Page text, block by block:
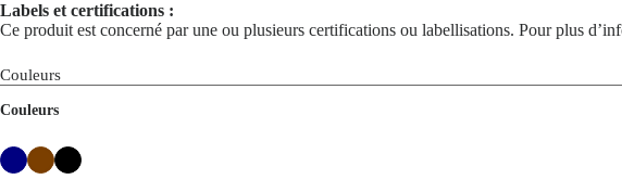
Labels et certifications :
Ce produit est concerné par une ou plusieurs certifications ou labellisations. Pour plus
Couleurs
Couleurs